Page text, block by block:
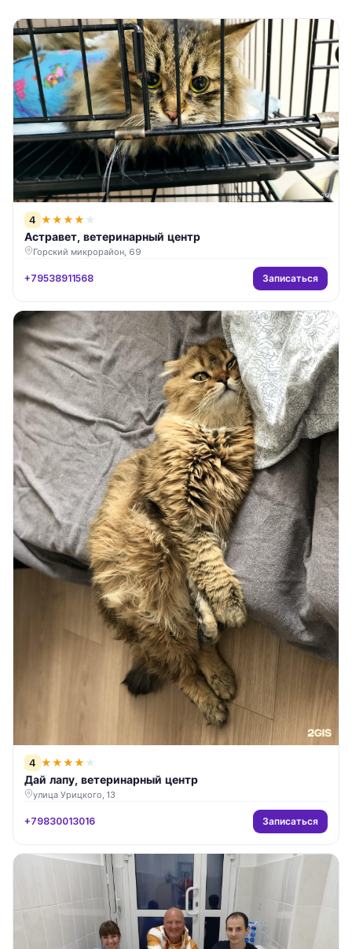
4 ★★★★ ★
Астравет, ветеринарный центр
Горский микрорайон, 69
+79538911568 Записаться
4 ★★★★ ★
Дай лапу, ветеринарный центр
улица Урицкого, 13
+79830013016 Записаться